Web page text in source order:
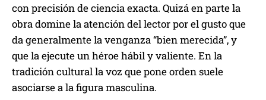
con precisión de ciencia exacta. Quizá en parte la
obra domine la atención del lector por el gusto que
da generalmente la venganza “bien merecida”, y
que la ejecute un héroe hábil y valiente. En la
tradición cultural la voz que pone orden suele
asociarse a la figura masculina.